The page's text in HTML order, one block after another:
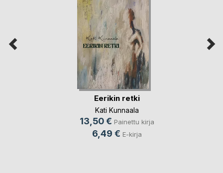
Eerikin retki
Kati Kunnaala
13,50 € Painettu kirja
6,49 € E-kirja